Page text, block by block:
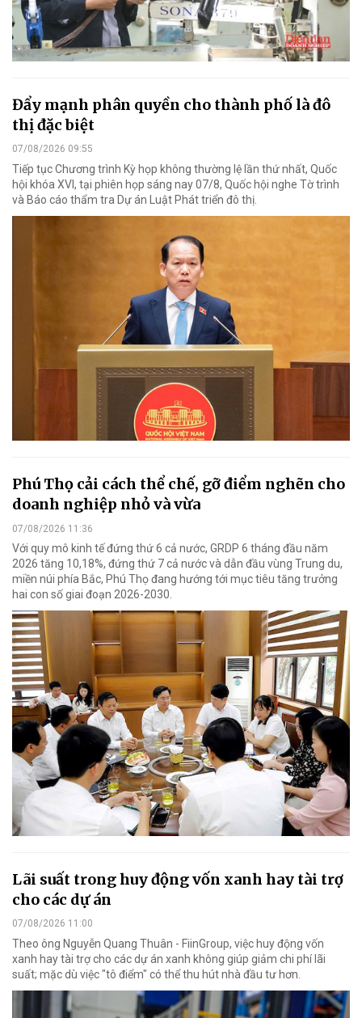
Đẩy mạnh phân quyền cho thành phố là đô
thị đặc biệt
07/08/2026 09:55
Tiếp tục Chương trình Kỳ họp không thường lệ lần thứ nhất, Quốc
hội khóa XVI, tại phiên họp sáng nay 07/8, Quốc hội nghe Tờ trình
và Báo cáo thẩm tra Dự án Luật Phát triển đô thị.
Phú Thọ cải cách thể chế, gỡ điểm nghẽn cho
doanh nghiệp nhỏ và vừa
07/08/2026 11:36
Với quy mô kinh tế đứng thứ 6 cả nước, GRDP 6 tháng đầu năm
2026 tăng 10,18%, đứng thứ 7 cả nước và dẫn đầu vùng Trung du,
miền núi phía Bắc, Phú Thọ đang hướng tới mục tiêu tăng trưởng
hai con số giai đoạn 2026-2030.
Lãi suất trong huy động vốn xanh hay tài trợ
cho các dự án
07/08/2026 11:00
Theo ông Nguyễn Quang Thuân - FiinGroup, việc huy động vốn
xanh hay tài trợ cho các dự án xanh không giúp giảm chi phí lãi
suất; mặc dù việc "tô điểm" có thể thu hút nhà đầu tư hơn.